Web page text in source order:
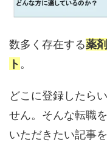
数多く存在する薬
ト。
どこに登録したら
せん。そんな転職
いただきたい記事